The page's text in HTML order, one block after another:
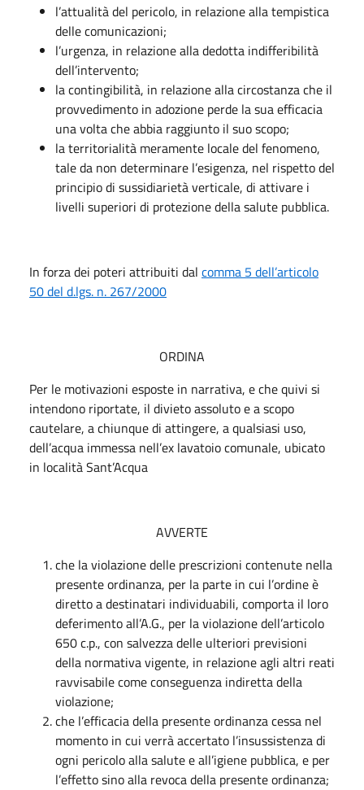
l’attualità del pericolo, in relazione alla tempistica
delle comunicazioni;
l’urgenza, in relazione alla dedotta indifferibilità
dell’intervento;
la contingibilità, in relazione alla circostanza che il
provvedimento in adozione perde la sua efficacia
una volta che abbia raggiunto il suo scopo;
la territorialità meramente locale del fenomeno,
tale da non determinare l’esigenza, nel rispetto del
principio di sussidiarietà verticale, di attivare i
livelli superiori di protezione della salute pubblica.
In forza dei poteri attribuiti dal comma 5 dell’articolo
50 del d.lgs. n. 267/2000
ORDINA
Per le motivazioni esposte in narrativa, e che quivi si
intendono riportate, il divieto assoluto e a scopo
cautelare, a chiunque di attingere, a qualsiasi uso,
dell’acqua immessa nell’ex lavatoio comunale, ubicato
in località Sant’Acqua
AVVERTE
che la violazione delle prescrizioni contenute nella
presente ordinanza, per la parte in cui l’ordine è
diretto a destinatari individuabili, comporta il loro
deferimento all’A.G., per la violazione dell’articolo
650 c.p., con salvezza delle ulteriori previsioni
della normativa vigente, in relazione agli altri reati
ravvisabile come conseguenza indiretta della
violazione;
che l’efficacia della presente ordinanza cessa nel
momento in cui verrà accertato l’insussistenza di
ogni pericolo alla salute e all’igiene pubblica, e per
l’effetto sino alla revoca della presente ordinanza;